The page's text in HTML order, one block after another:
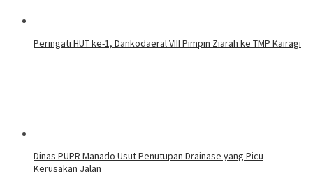
Peringati HUT ke-1, Dankodaeral VIII Pimpin Ziarah ke TMP Kairagi
Dinas PUPR Manado Usut Penutupan Drainase yang Picu
Kerusakan Jalan